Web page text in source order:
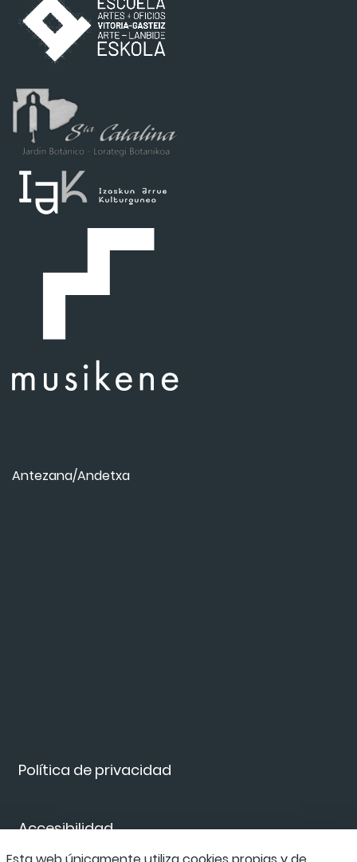
Política de privacidad
Accesibilidad
Antezana/Andetxa